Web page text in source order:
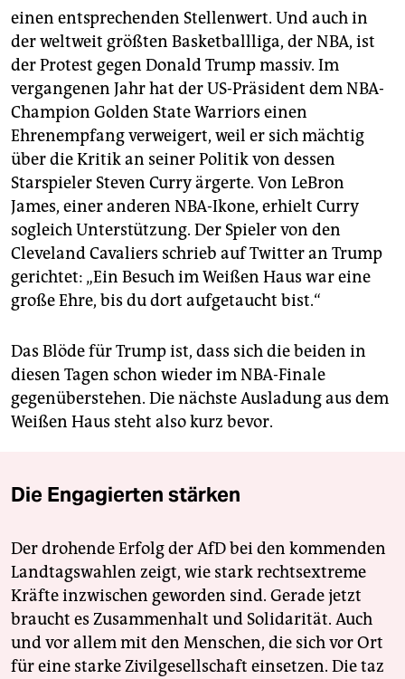
einen entsprechenden Stellenwert. Und auch in
der weltweit größten Basketballliga, der NBA, ist
der Protest gegen Donald Trump massiv. Im
vergangenen Jahr hat der US-Präsident dem NBA-
Champion Golden State Warriors einen
Ehrenempfang verweigert, weil er sich mächtig
über die Kritik an seiner Politik von dessen
Starspieler Steven Curry ärgerte. Von LeBron
James, einer anderen NBA-Ikone, erhielt Curry
sogleich Unterstützung. Der Spieler von den
Cleveland Cavaliers schrieb auf Twitter an Trump
gerichtet: „Ein Besuch im Weißen Haus war eine
große Ehre, bis du dort aufgetaucht bist.“
Das Blöde für Trump ist, dass sich die beiden in
diesen Tagen schon wieder im NBA-Finale
gegenüberstehen. Die nächste Ausladung aus dem
Weißen Haus steht also kurz bevor.
Die Engagierten stärken
Der drohende Erfolg der AfD bei den kommenden
Landtagswahlen zeigt, wie stark rechtsextreme
Kräfte inzwischen geworden sind. Gerade jetzt
braucht es Zusammenhalt und Solidarität. Auch
und vor allem mit den Menschen, die sich vor Ort
für eine starke Zivilgesellschaft einsetzen. Die taz